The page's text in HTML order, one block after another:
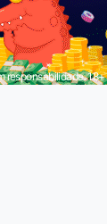
responsabilidade. 18+